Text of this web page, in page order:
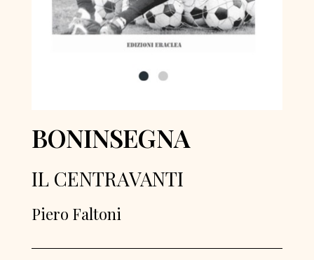
BONINSEGNA
IL CENTRAVANTI
Piero Faltoni